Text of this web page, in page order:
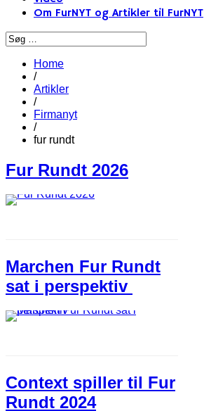
Om FurNYT og Artikler til FurNYT
Home
/
Artikler
/
Firmanyt
/
fur rundt
Fur Rundt 2026
Marchen Fur Rundt
sat i perspektiv
Context spiller til Fur
Rundt 2024